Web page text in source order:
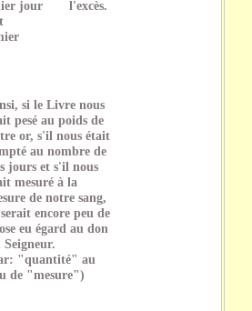
jour
l'excès.
si le Livre nous
pesé au poids de
or, s'il nous était
au nombre de
jours et s'il nous
mesuré à la
de notre sang,
encore peu de
eu égard au don
Seigneur.
"quantité" au
de "mesure")